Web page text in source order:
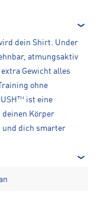
dein Shirt. Under
atmungsaktiv
Gewicht alles
ohne
ist eine
deinen Körper
dich smarter